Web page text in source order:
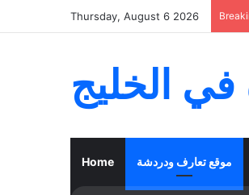
Thursday, August 6 2026
الخليج
Home موقع تعارف ودردشة